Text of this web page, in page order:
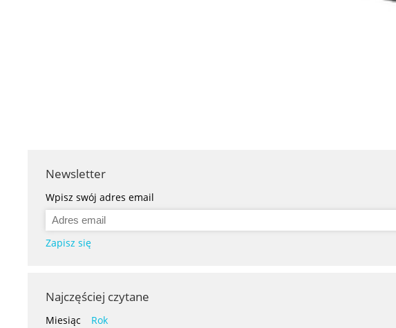
Newsletter
Wpisz swój adres email
Zapisz się
Najczęściej czytane
Miesiąc
Rok